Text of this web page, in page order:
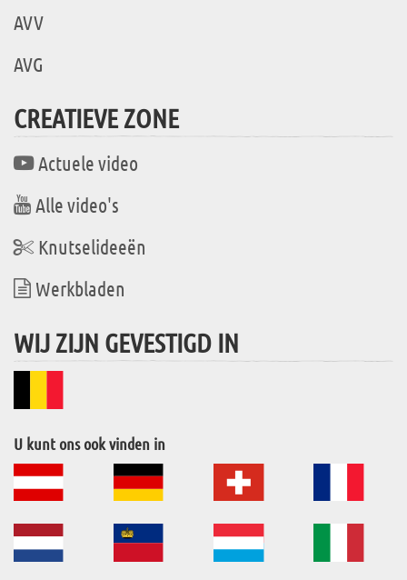
AVV
AVG
CREATIEVE ZONE
Actuele video
Alle video's
Knutselideeën
Werkbladen
WIJ ZIJN GEVESTIGD IN
U kunt ons ook vinden in